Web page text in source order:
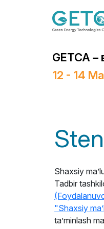
GETCA
12 - 14
Shaxsiy
Tadbir
"Shaxsiy
ta’minlash